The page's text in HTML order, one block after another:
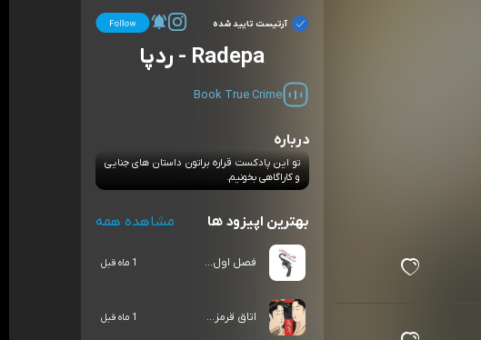
آرتیست تایید شده
Radepa - ردپا
True Crime
Book
درباره
تو این پادکست قراره براتون داستان های جنایی
و کاراگاهی بخونیم.
بهترین اپیزود ها مشاهده همه
فصل اول... 1 ماه قبل
اتاق قرمز... 1 ماه قبل